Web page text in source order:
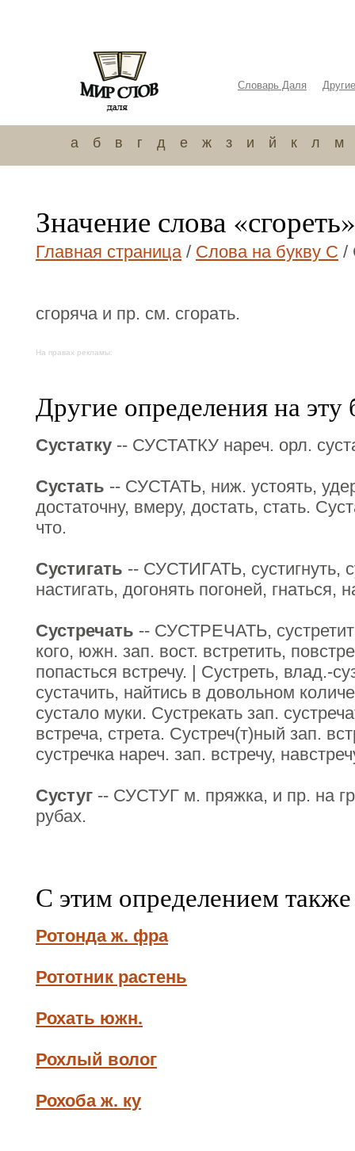
Словарь Даля
а б в г д е ж з и й к л м
Значение слова «сгореть»
Главная страница/ Слова на букву С /
сгоряча и пр. см. сгорать.
На правах рекламы:
Другие определения на эту
Сустатку -- СУСТАТКУ нареч. орл.
Сустать -- СУСТАТЬ, ниж. устоять,
достаточну, вмеру, достать, стать.
что.
Сустигать -- СУСТИГАТЬ, сустигнуть,
настигать, догонять погоней, гнаться,
Сустречать -- СУСТРЕЧАТЬ,
кого, южн. зап. вост. встретить,
попасться встречу. | Сустреть, влад.-
сустачить, найтись в довольном
сустало муки. Сустрекать зап.
встреча, стрета. Сустреч(т)ный зап.
сустречка нареч. зап. встречу,
Сустуг -- СУСТУГ м. пряжка, и пр. на
рубах.
С этим определением
Ротонда ж. фра
Рототник растень
Рохать южн.
Рохлый волог
Рохоба ж. ку